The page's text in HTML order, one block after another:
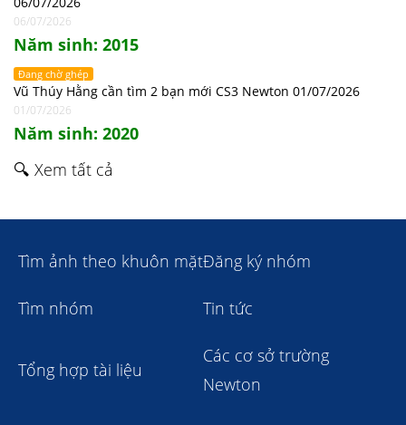
06/07/2026
Năm sinh: 2015
Đang chờ ghép
Vũ Thúy Hằng cần tìm 2 bạn mới CS3 Newton 01/07/2026
01/07/2026
Năm sinh: 2020
🔍 Xem tất cả
Tìm ảnh theo khuôn mặtĐăng ký nhóm
Tìm nhóm Tin tức
Tổng hợp tài liệu
Các cơ sở trường
Newton